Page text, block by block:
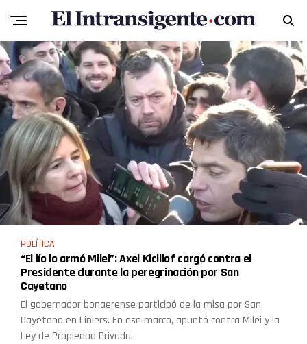
POLÍTICA
“El lío lo armó Milei”: Axel Kicillof cargó contra el
Presidente durante la peregrinación por San
Cayetano
El gobernador bonaerense participó de la misa por San
Cayetano en Liniers. En ese marco, apuntó contra Milei y la
Ley de Propiedad Privada.